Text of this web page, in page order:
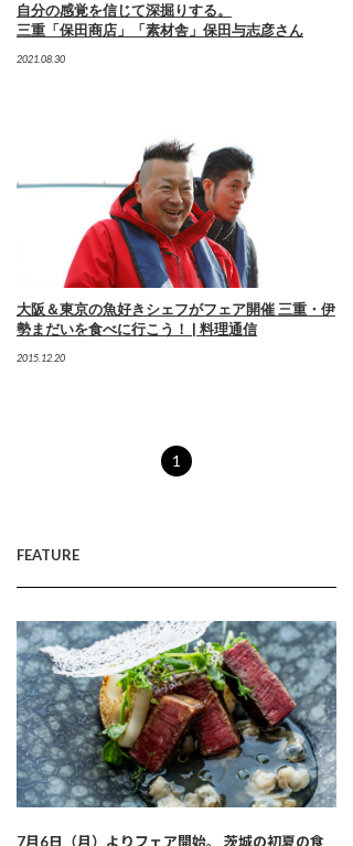
自分の感覚を信じて深掘りする。
三重「保田商店」「素材舎」保田与志彦さん
2021.08.30
大阪＆東京の魚好きシェフがフェア開催 三重・伊
勢まだいを食べに行こう！ | 料理通信
2015.12.20
1
FEATURE
7月6日（月）よりフェア開始。 茨城の初夏の食